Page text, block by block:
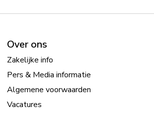
Over ons
Zakelijke info
Pers & Media informatie
Algemene voorwaarden
Vacatures